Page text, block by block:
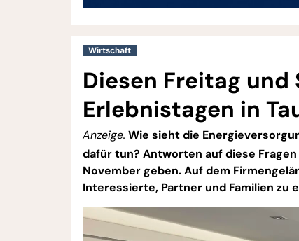
Wirtschaft
Diesen Freitag und
Erlebnistagen in
Anzeige. Wie sieht die
dafür tun? Antworten auf diese
November geben. Auf dem
Interessierte, Partner und Familien zu